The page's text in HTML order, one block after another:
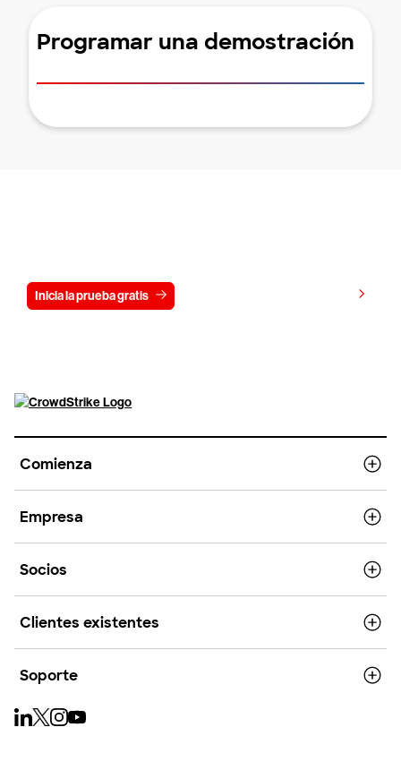
Programar una demostración
Inicia la prueba gratis
Comienza
Empresa
Socios
Clientes existentes
Soporte